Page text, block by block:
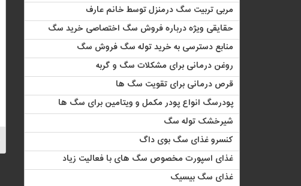
مربی تربیت سگ درمنزل توسط خانم عارف
حقایقی ویژه درباره فروش سگ اختصاصی خرید سگ
منابع دسترسی به خرید توله سگ فروش سگ
روغن درمانی برای مشکلات سگ و گربه
قرص درمانی برای تقویت سگ ها
پودرسگ انواع پودر مکمل و ویتامین برای سگ ها
شیرخشک توله سگ
کنسرو غذای سگ بوی داگ
غذای اسپورت مخصوص سگ های با فعالیت زیاد
غذای سگ بیسیک